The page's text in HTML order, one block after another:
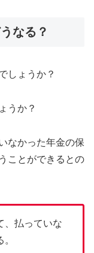
なる？
しょうか？
うか？
なかった年金の保
ことができるとの
、払っていな